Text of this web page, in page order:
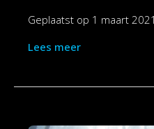
Geplaatst op 1 maart 2021
Lees meer